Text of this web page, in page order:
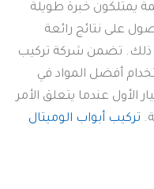
يمتلكون خبرة طويلة
على نتائج رائعة
ذلك. تضمن شركة تركيب
أفضل المواد في
الأول عندما يتعلق الأمر
تركيب أبواب الوميتال